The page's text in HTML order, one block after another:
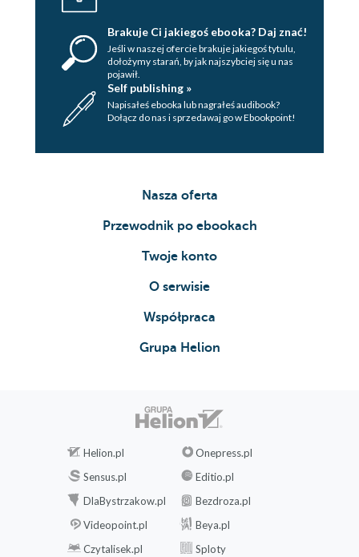
Brakuje Ci jakiegoś ebooka? Daj znać!
Jeśli w naszej ofercie brakuje jakiegoś tytulu,
dołożymy starań, by jak najszybciej się u nas
pojawił.
Self publishing »
Napisałeś ebooka lub nagrałeś audibook?
Dołącz do nas i sprzedawaj go w Ebookpoint!
Nasza oferta
Przewodnik po ebookach
Twoje konto
O serwisie
Współpraca
Grupa Helion
Helion.pl
Onepress.pl
Sensus.pl
Editio.pl
DlaBystrzakow.pl
Bezdroza.pl
Videopoint.pl
Beya.pl
Czytalisek.pl
Sploty